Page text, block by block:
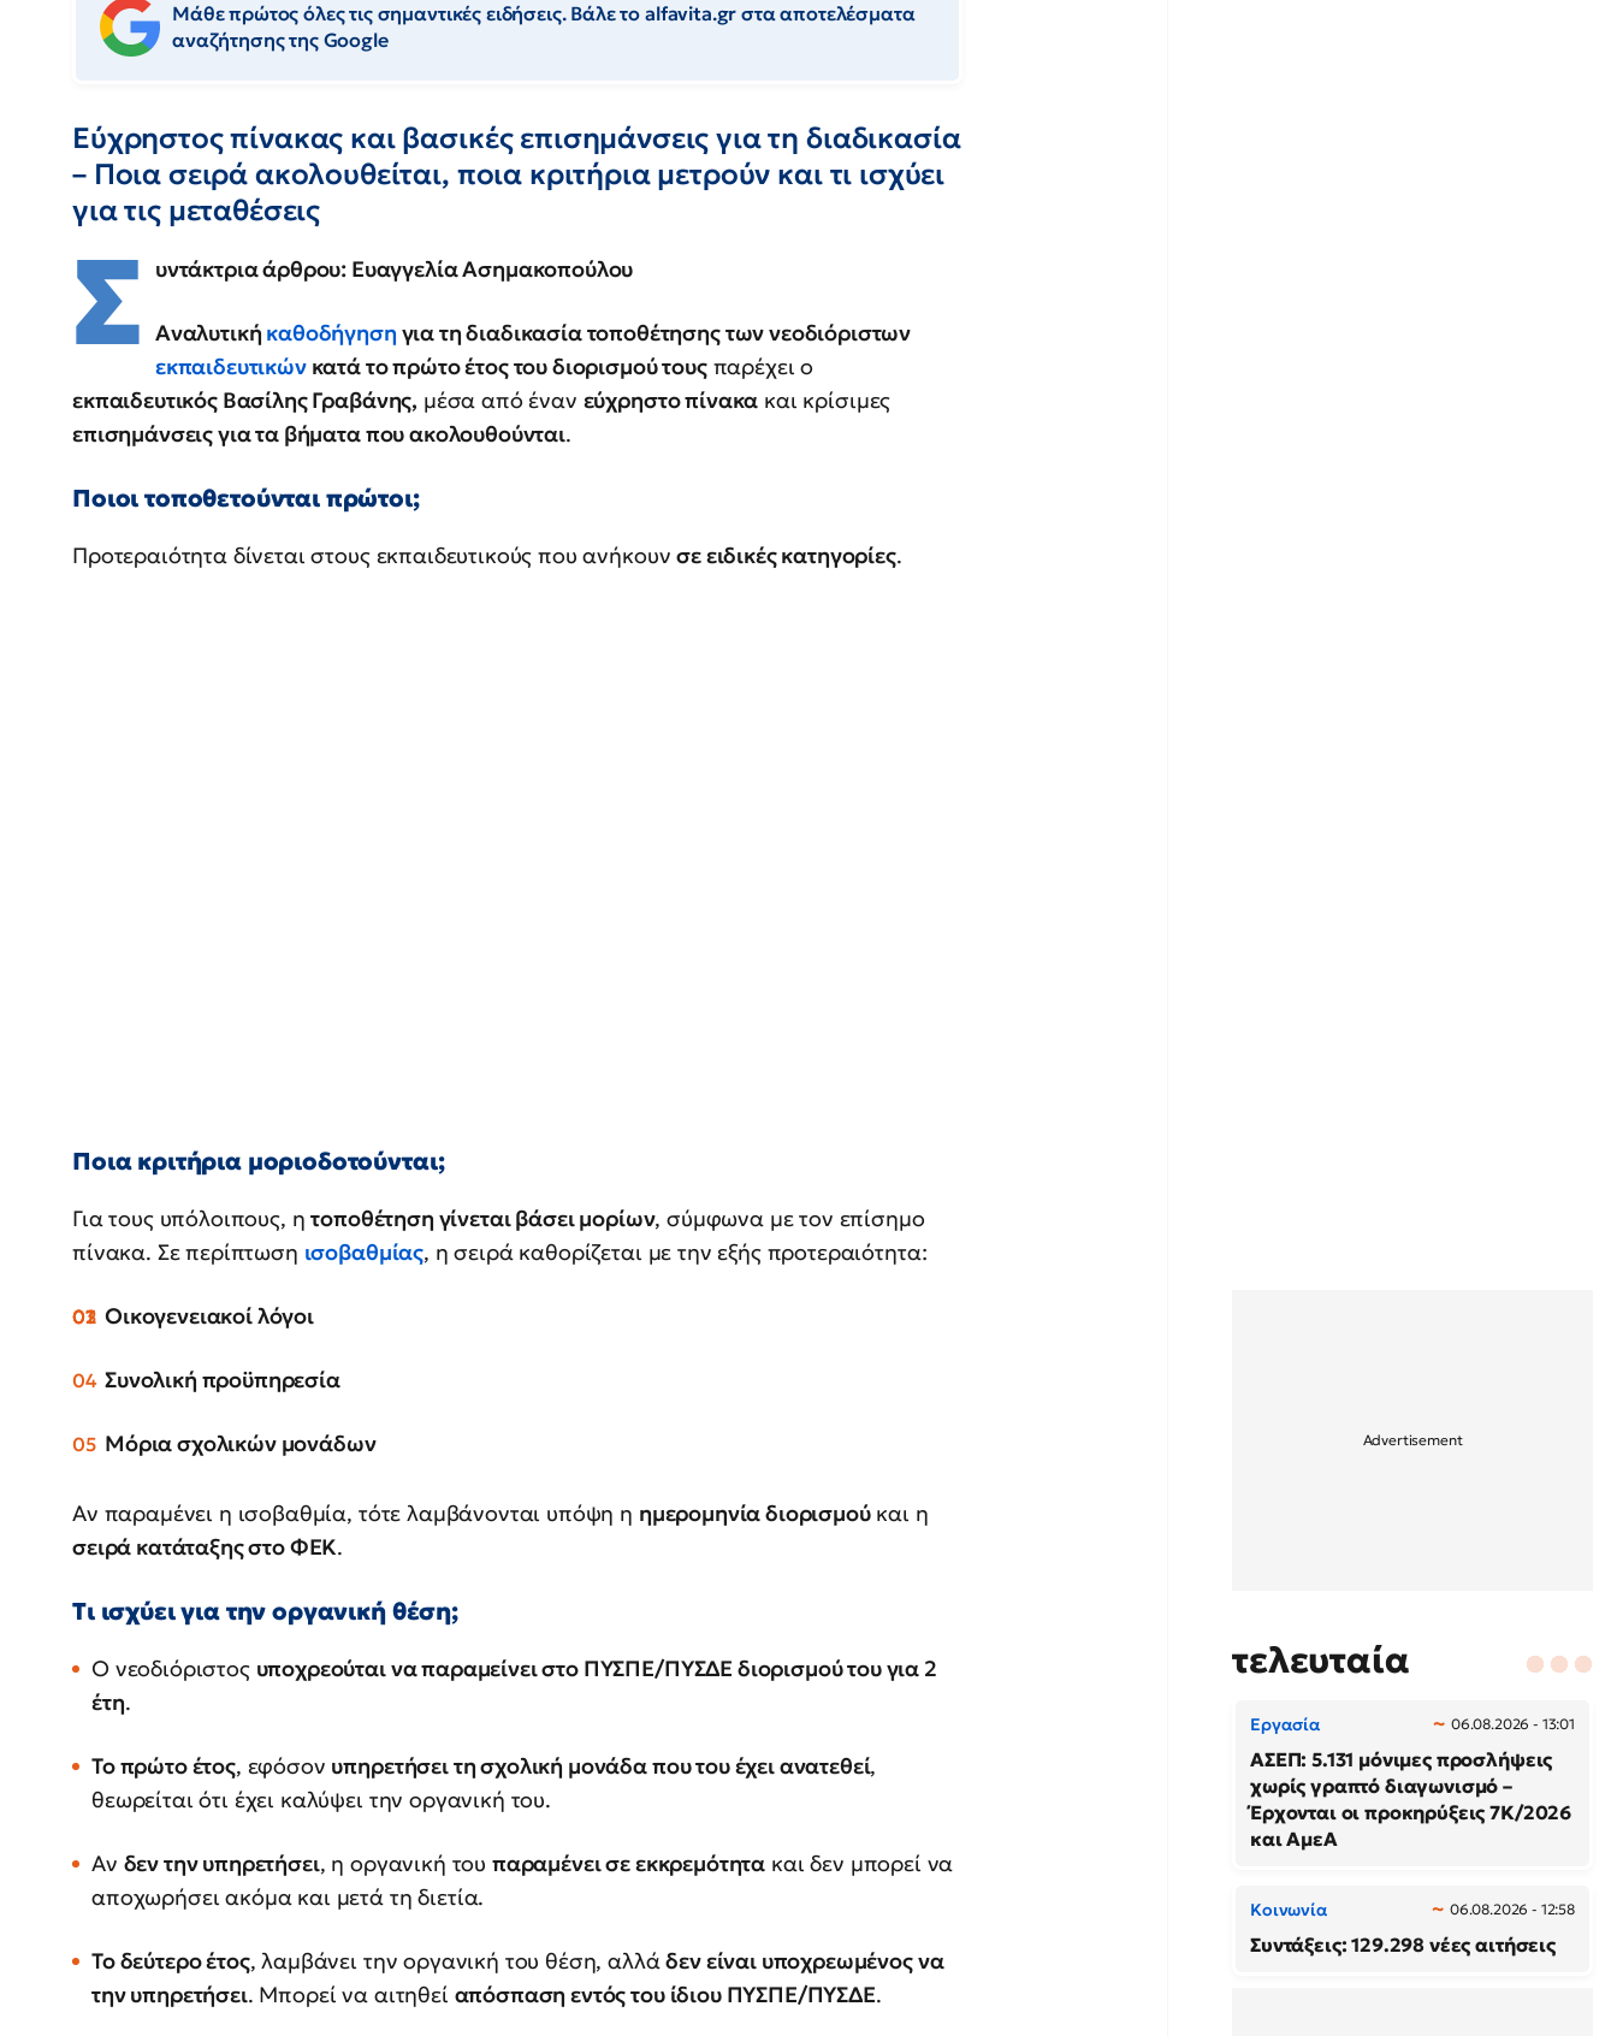
Μάθε πρώτος όλες τις σημαντικές ειδήσεις. Βάλε το alfavita.gr στα αποτελέσματα
αναζήτησης της Google
Εύχρηστος πίνακας και βασικές επισημάνσεις για τη διαδικασία
– Ποια σειρά ακολουθείται, ποια κριτήρια μετρούν και τι ισχύει
για τις μεταθέσεις
Σ υντάκτρια άρθρου: Ευαγγελία Ασημακοπούλου
Αναλυτική καθοδήγηση για τη διαδικασία τοποθέτησης των νεοδιόριστων
εκπαιδευτικών κατά το πρώτο έτος του διορισμού τουςπαρέχει ο
εκπαιδευτικός Βασίλης Γραβάνης, μέσα από έναν εύχρηστο πίνακα και κρίσιμες
επισημάνσεις για τα βήματα που ακολουθούνται.
Ποιοι τοποθετούνται πρώτοι;
Προτεραιότητα δίνεται στους εκπαιδευτικούς που ανήκουνσε ειδικές κατηγορίες.
Ποια κριτήρια μοριοδοτούνται;
Για τους υπόλοιπους, ητοποθέτηση γίνεται βάσει μορίων, σύμφωνα με τον επίσημο
πίνακα. Σε περίπτωση ισοβαθμίας, η σειρά καθορίζεται με την εξής προτεραιότητα:
Οικογενειακοί λόγοι
Συνολική προϋπηρεσία
Μόρια σχολικών μονάδων
Αν παραμένει η ισοβαθμία, τότε λαμβάνονται υπόψη η ημερομηνία διορισμούκαι η
σειρά κατάταξης στο ΦΕΚ.
Τι ισχύει για την οργανική θέση;
Ο νεοδιόριστος υποχρεούται να παραμείνει στο ΠΥΣΠΕ/ΠΥΣΔΕ διορισμού του για 2
έτη.
Το πρώτο έτος, εφόσον υπηρετήσει τη σχολική μονάδα που του έχει ανατεθεί,
θεωρείται ότι έχει καλύψει την οργανική του.
Αν δεν την υπηρετήσει, η οργανική του παραμένει σε εκκρεμότητα και δεν μπορεί να
αποχωρήσει ακόμα και μετά τη διετία.
Το δεύτερο έτος, λαμβάνει την οργανική του θέση, αλλάδεν είναι υποχρεωμένος να
την υπηρετήσει. Μπορεί να αιτηθεί απόσπαση εντός του ίδιου ΠΥΣΠΕ/ΠΥΣΔΕ.
τελευταία
Εργασία 06.08.2026 - 13:01
ΑΣΕΠ: 5.131 μόνιμες προσλήψεις
χωρίς γραπτό διαγωνισμό –
Έρχονται οι προκηρύξεις 7Κ/2026
και ΑμεΑ
Κοινωνία 06.08.2026 - 12:58
Συντάξεις: 129.298 νέες αιτήσεις